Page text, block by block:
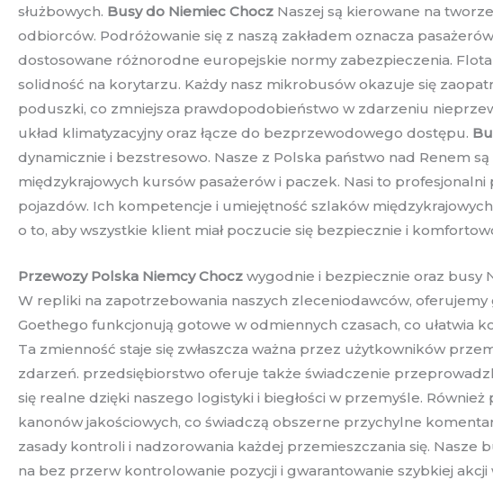
służbowych. Busy do Niemiec Chocz Naszej są kierowane na
odbiorców. Podróżowanie się z naszą zakładem oznacza
dostosowane różnorodne europejskie normy zabezpieczenia.
solidność na korytarzu. Każdy nasz mikrobusów okazuje się
poduszki, co zmniejsza prawdopodobieństwo w zdarzeniu
układ klimatyzacyjny oraz łącze do bezprzewodowego dostępu.
dynamicznie i bezstresowo. Nasze z Polska państwo nad Renem
międzykrajowych kursów pasażerów i paczek. Nasi to
pojazdów. Ich kompetencje i umiejętność szlaków
o to, aby wszystkie klient miał poczucie się bezpiecznie i
Przewozy Polska Niemcy Chocz wygodnie i bezpiecznie oraz busy
W repliki na zapotrzebowania naszych zleceniodawców,
Goethego funkcjonują gotowe w odmiennych czasach, co ułatwia
Ta zmienność staje się zwłaszcza ważna przez użytkowników
zdarzeń. przedsiębiorstwo oferuje także świadczenie
się realne dzięki naszego logistyki i biegłości w przemyśle.
kanonów jakościowych, co świadczą obszerne przychylne
zasady kontroli i nadzorowania każdej przemieszczania się.
na bez przerw kontrolowanie pozycji i gwarantowanie szybkiej